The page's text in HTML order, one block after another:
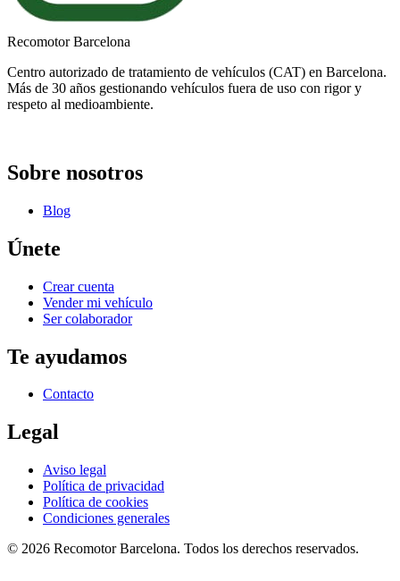
Recomotor Barcelona
Centro autorizado de tratamiento de vehículos (CAT) en Barcelona.
Más de 30 años gestionando vehículos fuera de uso con rigor y
respeto al medioambiente.
Sobre nosotros
Blog
Únete
Crear cuenta
Vender mi vehículo
Ser colaborador
Te ayudamos
Contacto
Legal
Aviso legal
Política de privacidad
Política de cookies
Condiciones generales
© 2026 RecomotorBarcelona. Todos los derechos reservados.